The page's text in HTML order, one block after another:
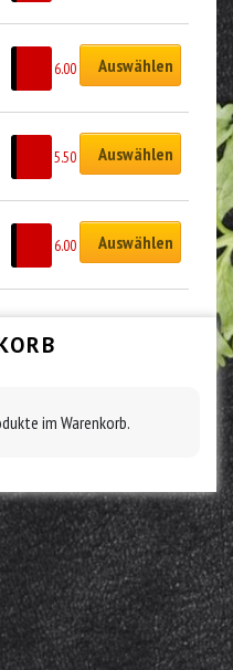
6.00 Auswählen
5.50 Auswählen
6.00 Auswählen
im Warenkorb.